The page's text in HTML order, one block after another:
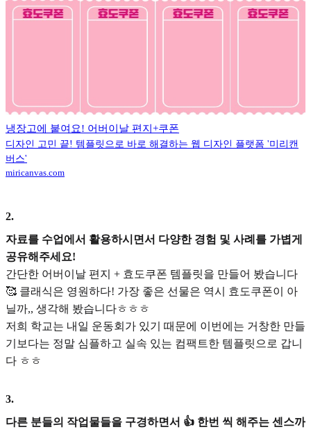
냉장고에 붙여요! 어버이날 편지+쿠폰
디자인 고민 끝! 템플릿으로 바로 해결하는 웹 디자인 플랫폼 '미리캔
버스'
miricanvas.com
2.
자료를 수업에서 활용하시면서 다양한 경험 및 사례를 가볍게
공유해주세요!
간단한 어버이날 편지 + 효도쿠폰 템플릿을 만들어 봤습니다
🥰 클래식은 영원하다! 가장 좋은 선물은 역시 효도쿠폰이 아
닐까,, 생각해 봤습니다ㅎㅎㅎ
저희 학교는 내일 운동회가 있기 때문에 이번에는 거창한 만들
기보다는 정말 심플하고 실속 있는 컴팩트한 템플릿으로 갑니
다 ㅎㅎ
3.
다른 분들의 작업물들을 구경하면서 👍 한번 씩 해주는 센스까